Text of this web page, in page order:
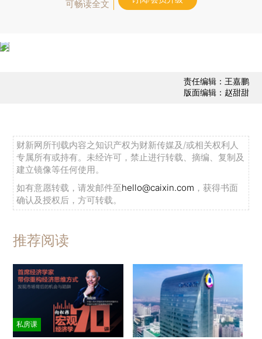
可畅读全文
责任编辑：王嘉鹏
版面编辑：赵甜甜
财新网所刊载内容之知识产权为财新传媒及/或相关权利人
专属所有或持有。未经许可，禁止进行转载、摘编、复制及
建立镜像等任何使用。
如有意愿转载，请发邮件至hello@caixin.com ，获得书面
确认及授权后，方可转载。
推荐阅读
私房课